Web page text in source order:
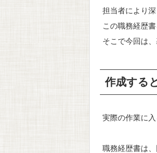
担当者により
この職務経歴
そこで今回は
作成する
実際の作業に
職務経歴書は